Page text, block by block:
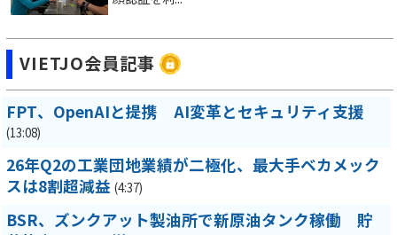
VIETJO会員記事
FPT、OpenAIと提携 AI変革とセキュリティ支援
(13:08)
26年Q2の工業団地業績が二極化、最大手ベカメック
スは8割超減益 (4:37)
BSR、ズンクアット製油所で新原油タンク稼働 貯